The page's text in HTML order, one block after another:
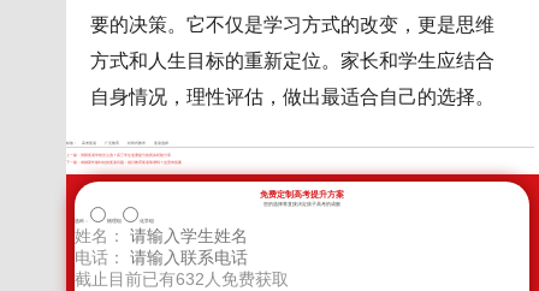
要的决策。它不仅是学习方式的改变，更是思维
方式和人生目标的重新定位。家长和学生应结合
自身情况，理性评估，做出最适合自己的选择。
标签： 高考复读 广元教育 封闭式教学 复读选择
上一篇： 资阳复读学校怎么选？高三学生逆袭提分的真实经验分享
下一篇：
成都家长最纠结的复读问题：领川教育复读靠谱吗？这里有答案
免费定制高考提升方案
您的选择将直接决定孩子高考的成败
选科： 物理组 化学组
姓名：
电话：
截止目前已有632 人免费获取